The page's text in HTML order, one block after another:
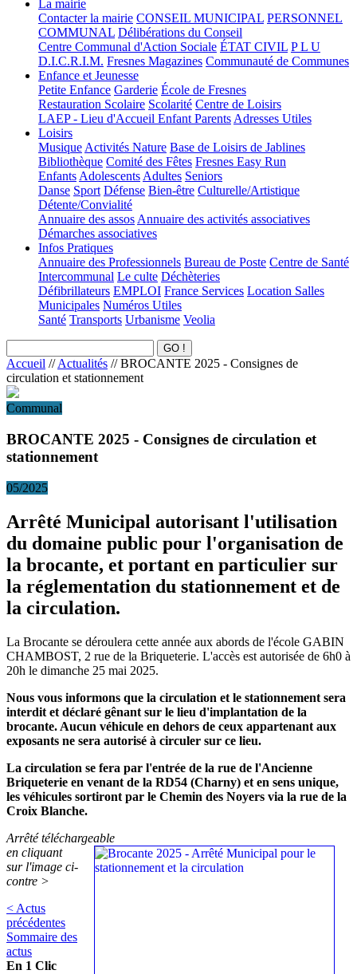
La mairie
Contacter la mairie CONSEIL MUNICIPAL PERSONNEL
COMMUNAL Délibérations du Conseil
Centre Communal d'Action Sociale ÉTAT CIVIL P L U
D.I.C.R.I.M. Fresnes Magazines Communauté de Communes
Enfance et Jeunesse
Petite Enfance Garderie École de Fresnes
Restauration Scolaire Scolarité Centre de Loisirs
LAEP - Lieu d'Accueil Enfant ParentsAdresses Utiles
Loisirs
MusiqueActivités Nature Base de Loisirs de Jablines
Bibliothèque Comité des Fêtes Fresnes Easy Run
EnfantsAdolescentsAdultes Seniors
Danse Sport Défense Bien-être Culturelle/Artistique
Détente/Convialité
Annuaire des assosAnnuaire des activités associatives
Démarches associatives
Infos Pratiques
Annuaire des Professionnels Bureau de Poste Centre de Santé
Intercommunal Le culte Déchèteries
Défibrillateurs EMPLOI France Services Location Salles
Municipales Numéros Utiles
Santé Transports Urbanisme Veolia
Accueil //Actualités // BROCANTE 2025 - Consignes de
circulation et stationnement
Communal
BROCANTE 2025 - Consignes de circulation et
stationnement
05/2025
Arrêté Municipal autorisant l'utilisation
du domaine public pour l'organisation de
la brocante, et portant en particulier sur
la réglementation du stationnement et de
la circulation.
La Brocante se déroulera cette année aux abords de l'école GABIN
CHAMBOST, 2 rue de la Briqueterie. L'accès est autorisée de 6h0 à
20h le dimanche 25 mai 2025.
Nous vous informons que la circulation et le stationnement sera
interdit et déclaré gênant sur le lieu d'implantation de la
brocante. Aucun véhicule en dehors de ceux appartenant aux
exposants ne sera autorisé à circuler sur ce lieu.
La circulation se fera par l'entrée de la rue de l'Ancienne
Briqueterie en venant de la RD54 (Charny) et en sens unique,
les véhicules sortiront par le Chemin des Noyers via la rue de la
Croix Blanche.
Arrêté téléchargeable
en cliquant
sur l'image ci-
contre >
< Actus
précédentes
Sommaire des
actus
En 1 Clic